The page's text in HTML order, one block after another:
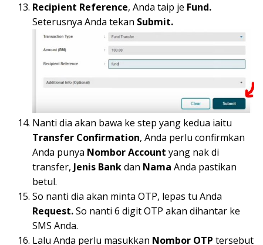
Recipient Reference, Anda taip je Fund.
Seterusnya Anda tekan Submit.
Nanti dia akan bawa ke step yang kedua iaitu
Transfer Confirmation, Anda perlu confirmkan
Anda punya Nombor Account yang nak di
transfer, Jenis Bankdan Nama Anda pastikan
betul.
So nanti dia akan minta OTP, lepas tu Anda
Request.So nanti 6 digit OTP akan dihantar ke
SMS Anda.
Lalu Anda perlu masukkan Nombor OTP tersebut